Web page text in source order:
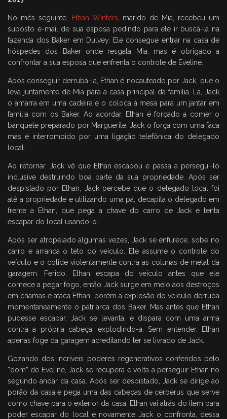
No mês seguinte, Ethan Winters , marido de Mia, recebeu um
suposto e-mail de sua esposa pedindo para ele ir buscá-la na
fazenda dos Baker em Dulvey. Ele consegue entrar na casa de
hóspedes dos Baker onde resgata Mia, mas é obrigado a
confrontar a sua esposa que enfrenta o controle de Eveline.
Após conseguir derrubá-la, Ethan é nocauteado por Jack, que o
leva juntamente de Mia para a casa principal da família. Lá, Jack
o amarra em uma cadeira e o coloca à mesa para um jantar em
família com os Baker. Ao acordar, Ethan é forçado a comer o
banquete preparado por Marguerite, Jack o força com uma faca
mas é interrompido por uma ligação telefônica do delegado
local.
Ao retornar, Jack vê que Ethan escapou e passa a persegui-lo
inclusive destruindo boa parte da sua propriedade. Após ser
despistado por Ethan, Jack percebe que o delegado local foi
até a propriedade e utilizando uma pá, decapita o delegado em
frente a Ethan, que pega a chave do carro de Jack e tenta
escapar do local usando-o.
Após ser atropelado algumas vezes, Jack se enfurece, sobe no
carro e arranca o teto do veículo. Ele assume o controle do
veículo e o colide violentamente contra as colunas de metal da
garagem. Ferido, Ethan escapa do veículo antes que ele
comece a pegar fogo, então Jack surge em meio aos destroços
em chamas e ataca Ethan, porém a explosão do veículo derruba
momentaneamente o patriarca dos Baker. Mas antes que Ethan
pudesse escapar, Jack se levanta, e dispara com uma arma
contra a própria cabeça, explodindo-a. Sem entender, Ethan
apenas foge da garagem acreditando ter se livrado de Jack.
Gozando dos incríveis poderes regenerativos conferidos pelo
“dom” de Eveline, Jack se recupera e volta a perseguir Ethan no
segundo andar da casa. Após ser despistado, Jack se dirige ao
porão da casa e pega uma das cabeças de cerberus que serve
como chave para o exterior da casa. Ethan vai atrás do item para
poder escapar do local e novamente Jack o confronta, dessa